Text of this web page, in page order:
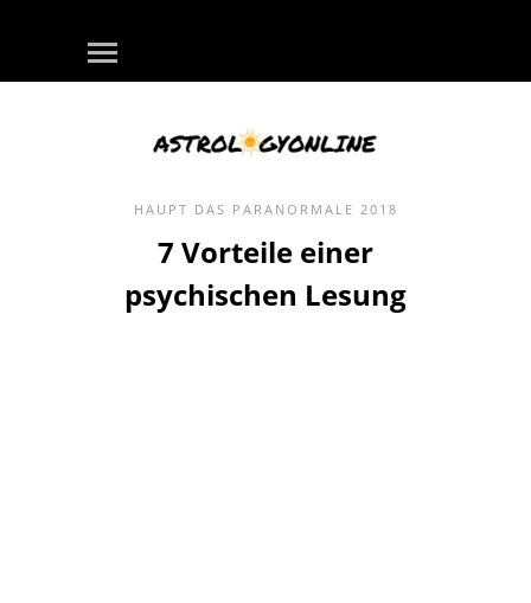
HAUPT DAS PARANORMALE 2018
7 Vorteile einer
psychischen Lesung